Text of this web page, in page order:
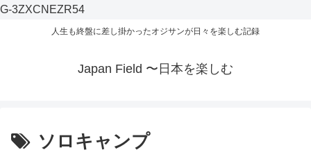
G-3ZXCNEZR54
人生も終盤に差し掛かったオジサンが日々を楽しむ記録
Japan Field 〜日本を楽しむ
ソロキャンプ